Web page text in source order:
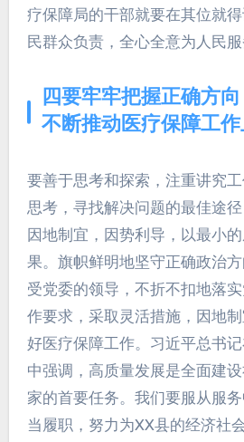
疗保障局的干部就要在其位就
民群众负责，全心全意为人民服
四要牢牢把握正确方向
不断推动医疗保障工作
要善于思考和探索，注重讲究
思考，寻找解决问题的最佳途径
因地制宜，因势利导，以最小
果。旗帜鲜明地坚守正确政治
受党委的领导，不折不扣地落
作要求，采取灵活措施，因地
好医疗保障工作。习近平总书
中强调，高质量发展是全面建
家的首要任务。我们要服从服
当履职，努力为XX县的经济社